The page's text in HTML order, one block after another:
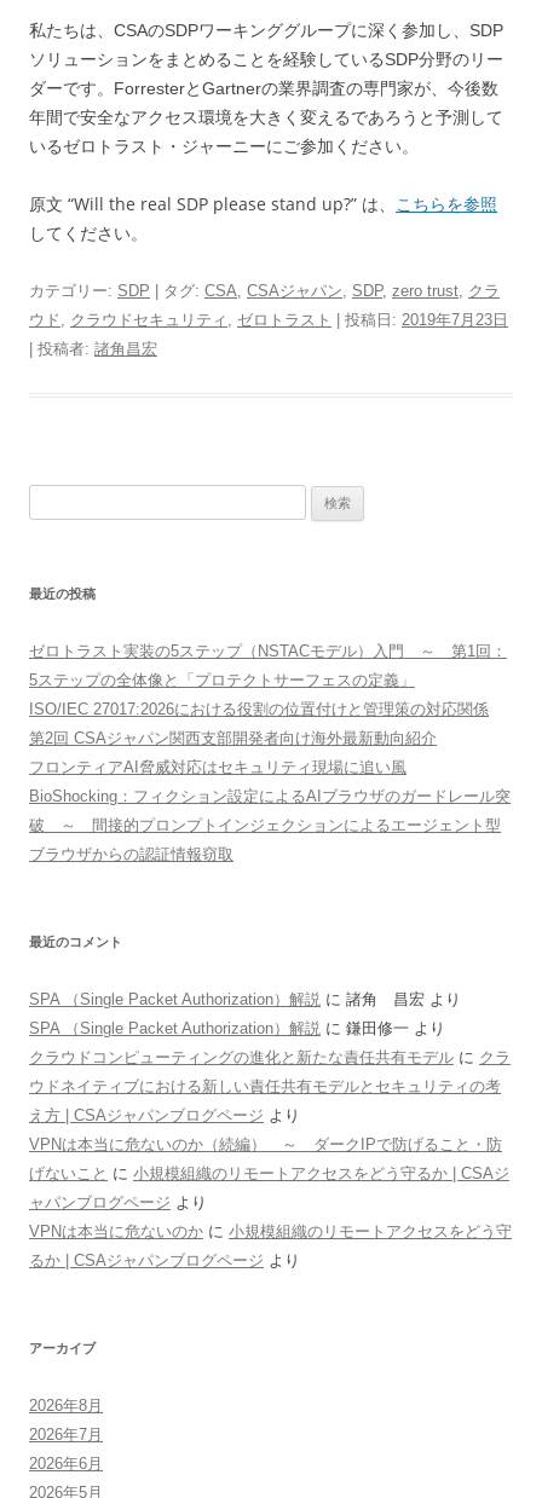
私たちは、CSAのSDPワーキンググループに深く参加し、SDP
ソリューションをまとめることを経験しているSDP分野のリー
ダーです。ForresterとGartnerの業界調査の専門家が、今後数
年間で安全なアクセス環境を大きく変えるであろうと予測して
いるゼロトラスト・ジャーニーにご参加ください。
原文 “Will the real SDP please stand up?” は、
こちらを参照
してください。
カテゴリー: SDP | タグ: CSA CSAジャパン SDP, zero trust クラ
ウド
クラウドセキュリティ ゼロトラスト | 投稿日: 2019年7月23日
| 投稿者: 諸角昌宏
索:
最近の投稿
ゼロトラスト実装の5ステップ（NSTACモデル）入門 ～ 第1回：
5ステップの全体像と「プロテクトサーフェスの定義」
ISO/IEC 27017:2026における役割の位置付けと管理策の対応関係
第2回 CSAジャパン関西支部開発者向け海外最新動向紹介
フロンティアAI脅威対応はセキュリティ現場に追い風
BioShocking：フィクション設定によるAIブラウザのガードレール突
破 ～ 間接的プロンプトインジェクションによるエージェント型
ブラウザからの認証情報窃取
最近のコメント
SPA （Single Packet Authorization）解説 に 諸角 昌宏 より
SPA （Single Packet Authorization）解説 に 鎌田修一 より
クラウドコンピューティングの進化と新たな責任共有モデル に クラ
ウドネイティブにおける新しい責任共有モデルとセキュリティの考
え方 | CSAジャパンブログページ より
VPNは本当に危ないのか（続編） ～ ダークIPで防げること・防
げないこと に 小規模組織のリモートアクセスをどう守るか | CSAジ
ャパンブログページ より
VPNは本当に危ないのか に 小規模組織のリモートアクセスをどう守
るか | CSAジャパンブログページ より
アーカイブ
2026年8月
2026年7月
2026年6月
2026年5月